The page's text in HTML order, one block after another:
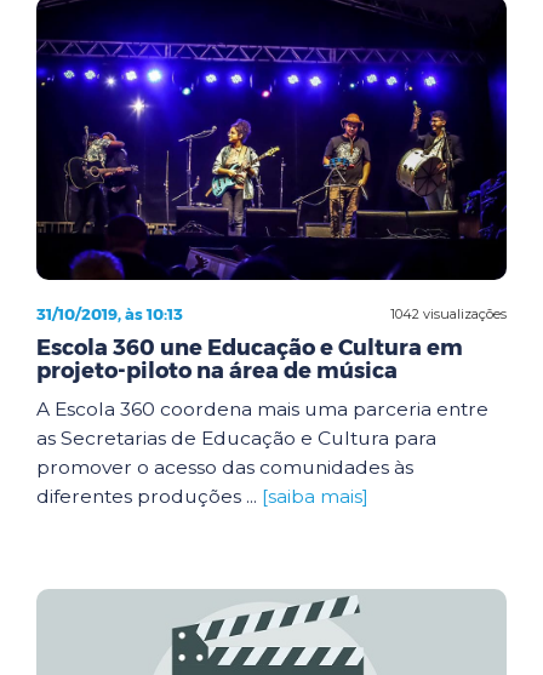
1042 visualizações
31/10/2019, às 10:13
Escola 360 une Educação e Cultura em
projeto-piloto na área de música
A Escola 360 coordena mais uma parceria entre
as Secretarias de Educação e Cultura para
promover o acesso das comunidades às
diferentes produções ... [saiba mais]